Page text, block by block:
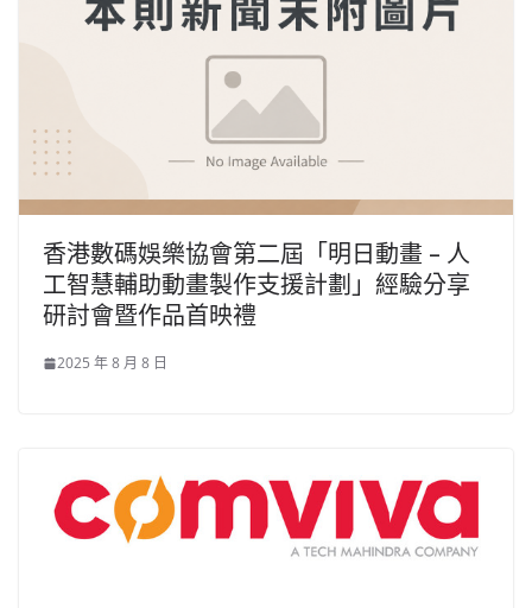
香港數碼娛樂協會第二屆「明日動畫 – 人
工智慧輔助動畫製作支援計劃」經驗分享
研討會暨作品首映禮
2025 年 8 月 8 日